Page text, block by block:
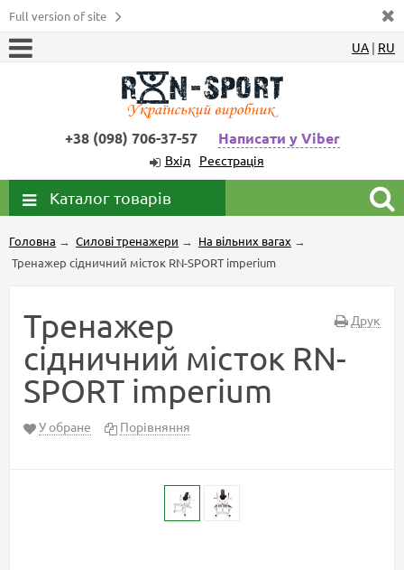
Full version of site
UA | RU
+38 (098) 706-37-57 Написати у Viber
Вхід Реєстрація
Каталог товарів
Головна → Силові тренажери → На вільних вагах →
Тренажер сідничний місток RN-SPORT imperium
Друк
Тренажер
сідничний місток RN-
SPORT imperium
У обране Порівняння